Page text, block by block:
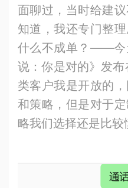
面聊过，当时给建
知道，我还专门整
什么不成单？ ——
说：你是对的》发
类客户我是开放的
和策略，但是对于
略我们选择还是比较